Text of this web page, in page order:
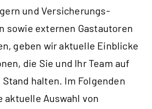
und Versicherungs­
sowie externen Gastautoren
geben wir aktuelle Einblicke
die Sie und Ihr Team auf
halten. Im Folgenden
aktuelle Auswahl von